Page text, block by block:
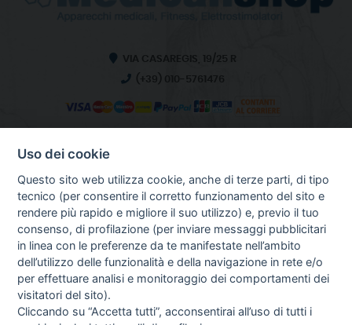
VIA CASAREGIS, 19/25 R
(+39) 010-5761476
HOME
CHI SIAMO
NOTIZIE
CONTATTI
GUIDA AGLI ACQUISTI
PROCEDURA DI ACQUISTO
PAGAMENTI
Uso dei cookie
Questo sito web utilizza cookie, anche di terze parti, di tipo
tecnico (per consentire il corretto funzionamento del sito e
rendere più rapido e migliore il suo utilizzo) e, previo il tuo
consenso, di profilazione (per inviare messaggi pubblicitari
in linea con le preferenze da te manifestate nell’ambito
dell’utilizzo delle funzionalità e della navigazione in rete e/o
per effettuare analisi e monitoraggio dei comportamenti dei
visitatori del sito).
Cliccando su “Accetta tutti”, acconsentirai all’uso di tutti i